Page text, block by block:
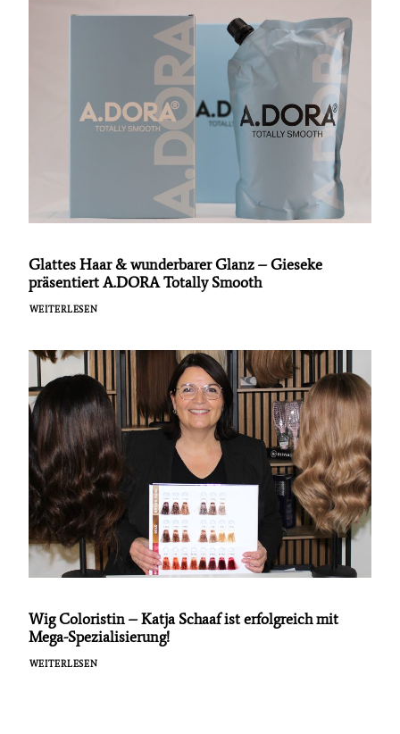
Glattes Haar & wunderbarer Glanz – Gieseke
präsentiert A.DORA Totally Smooth
WEITERLESEN
Wig Coloristin – Katja Schaaf ist erfolgreich mit
Mega-Spezialisierung!
WEITERLESEN